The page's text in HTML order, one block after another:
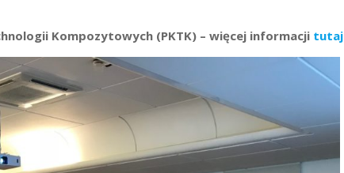
Kompozytowych (PKTK) – więcej informacji tutaj